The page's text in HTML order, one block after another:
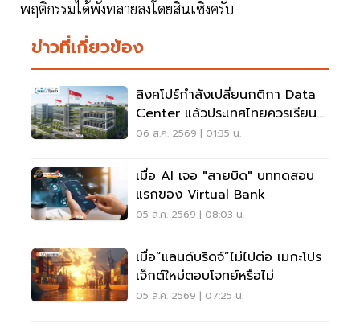
พฤติกรรมได้พังทลายลงโดยสิ้นเชิงครับ
ข่าวที่เกี่ยวข้อง
สิงคโปร์กำลังเปลี่ยนกติกา Data
Center แล้วประเทศไทยควรเรียนรู้
อะไร?
06 ส.ค. 2569 | 01:35 น.
เมื่อ AI เจอ "สายบิด" บททดสอบ
แรกของ Virtual Bank
05 ส.ค. 2569 | 08:03 น.
เมื่อ“แลนด์บริดจ์”ไม่ไปต่อ เมกะโปร
เจ็กต์ใหม่ตอบโจทย์หรือไม่
05 ส.ค. 2569 | 07:25 น.